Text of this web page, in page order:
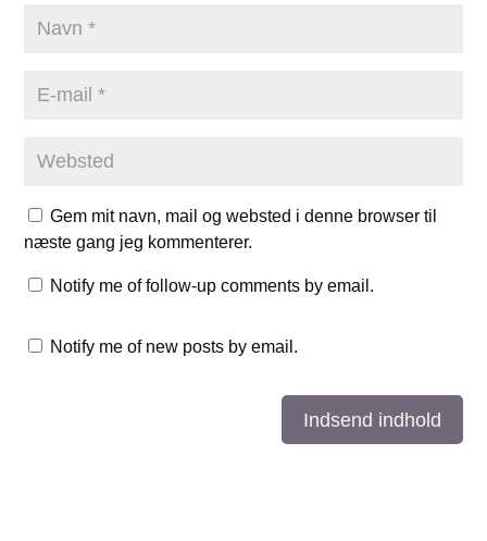
Gem mit navn, mail og websted i denne browser til
næste gang jeg kommenterer.
Notify me of follow-up comments by email.
Notify me of new posts by email.
Indsend indhold